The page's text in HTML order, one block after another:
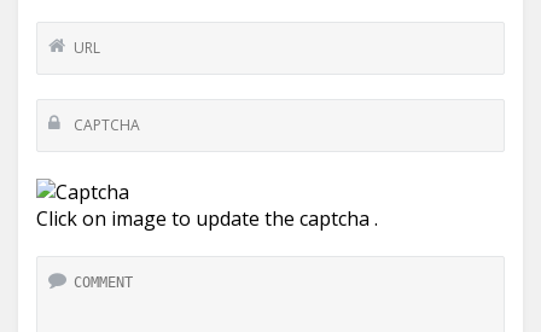
Click on image to update the captcha .